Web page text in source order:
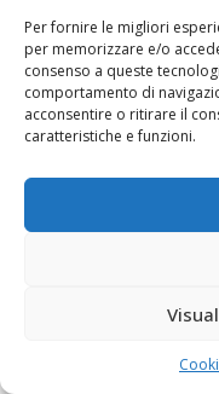
Per fornire le migliori
per memorizzare e/o
consenso a queste
comportamento di
acconsentire o ritirare il
caratteristiche e funzioni.
Con Monica
Fai clic per